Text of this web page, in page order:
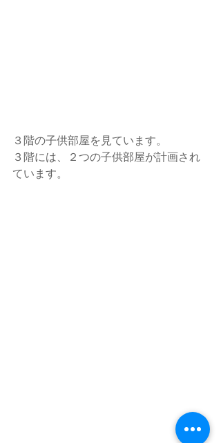
３階の子供部屋を見ています。
３階には、２つの子供部屋が計画され
ています。